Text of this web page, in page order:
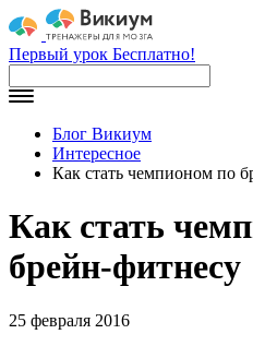
Первый урок Бесплатно!
Блог Викиум
Интересное
Как стать чемпионом по
Как стать
брейн-фитнесу
25 февраля 2016